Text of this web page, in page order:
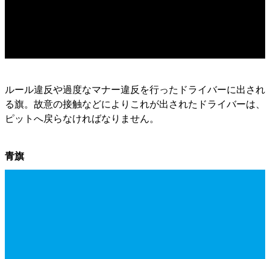
ルール違反や過度なマナー違反を行ったドライバーに出され
る旗。故意の接触などによりこれが出されたドライバーは、
ピットへ戻らなければなりません。
青旗